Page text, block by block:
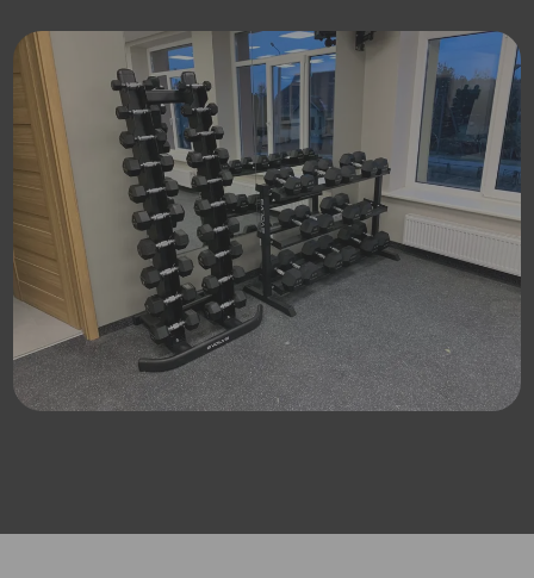
PLATAFORMA B2B